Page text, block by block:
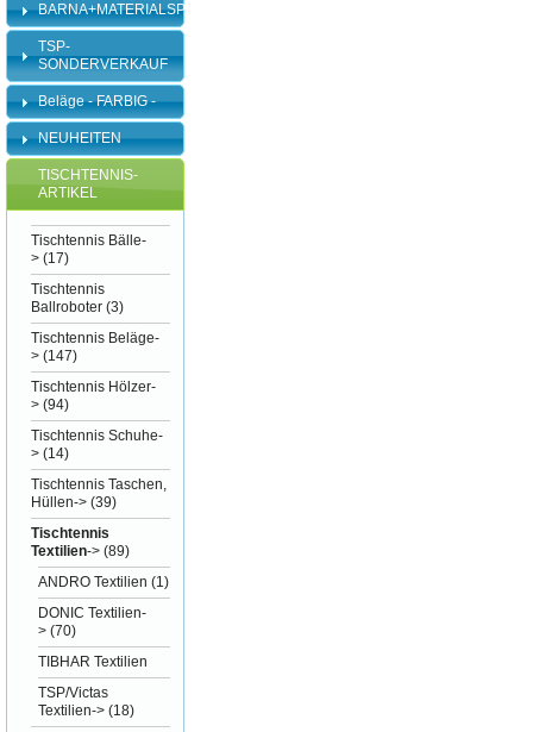
BARNA+MATERIALSPEZI
TSP-
SONDERVERKAUF
Beläge - FARBIG -
NEUHEITEN
TISCHTENNIS-
ARTIKEL
Tischtennis Bälle-
> (17)
Tischtennis
Ballroboter (3)
Tischtennis Beläge-
> (147)
Tischtennis Hölzer-
> (94)
Tischtennis Schuhe-
> (14)
Tischtennis Taschen,
Hüllen-> (39)
Tischtennis
Textilien-> (89)
ANDRO Textilien (1)
DONIC Textilien-
> (70)
TIBHAR Textilien
TSP/Victas
Textilien-> (18)